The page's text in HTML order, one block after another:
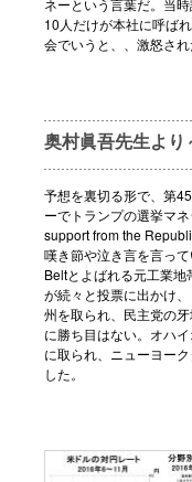
ネーという言葉だ。当
10人だけが本社に呼ば
会でいうと、、激怒され
奥村眞吾先生よ
予想を裏切る形で、第
ーでトランプの選挙マ
support from the
嘆き節や泣き言を言っ
Beltとよばれる元工業
が続々と投票に出かけ
州を取られ、民主党の
に勝ち目はない。オハ
に取られ、ニューヨー
した。